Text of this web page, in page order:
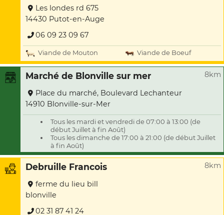
Les londes rd 675
14430 Putot-en-Auge
06 09 23 09 67
Viande de Mouton Viande de Boeuf
Marché de Blonville sur mer 8km
Place du marché, Boulevard Lechanteur
14910 Blonville-sur-Mer
Tous les mardi et vendredi de 07:00 à 13:00 (de
début Juillet à fin Août)
Tous les dimanche de 17:00 à 21:00 (de début Juillet
à fin Août)
Debruille Francois 8km
ferme du lieu bill
blonville
02 31 87 41 24